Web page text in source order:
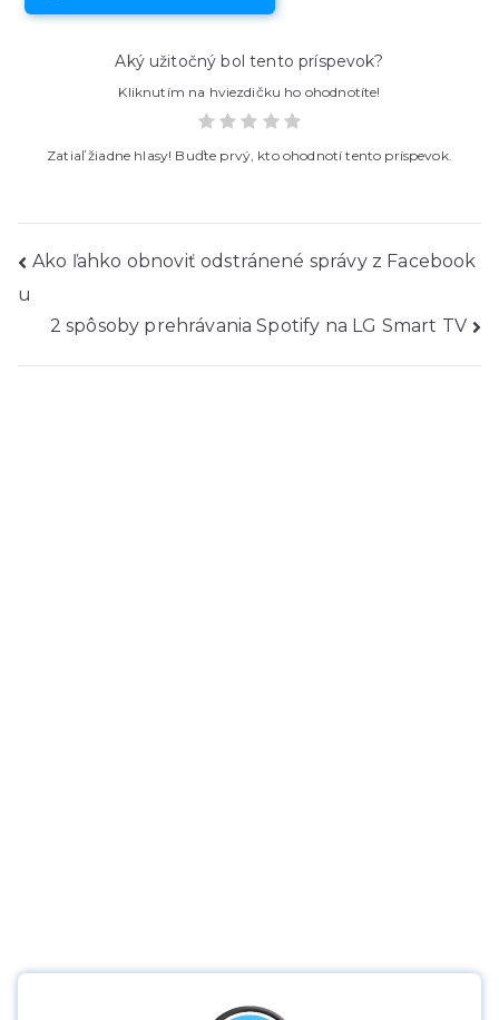
Aký užitočný bol tento príspevok?
Kliknutím na hviezdičku ho ohodnotíte!
Zatiaľ žiadne hlasy! Buďte prvý, kto ohodnotí tento príspevok.
Navigácia
príspevku
Ako ľahko obnoviť odstránené správy z Facebook
u
2 spôsoby prehrávania Spotify na LG Smart TV